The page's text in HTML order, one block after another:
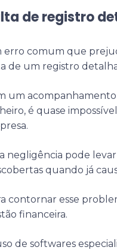
de registro
erro comum que
de um registro
um
é quase
negligência pode
quando já
contornar esse
financeira.
de softwares